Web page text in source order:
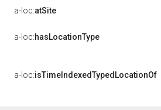
a-loc:atSite
a-loc:hasLocationType
a-loc:isTimeIndexedTypedLocationOf